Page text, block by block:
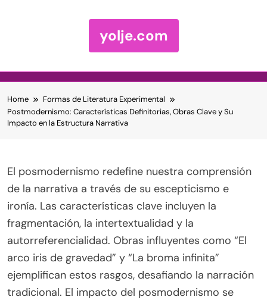
yolje.com
Home
Formas de Literatura Experimental
Postmodernismo: Características Definitorias, Obras Clave y Su
Impacto en la Estructura Narrativa
El posmodernismo redefine nuestra comprensión
de la narrativa a través de su escepticismo e
ironía. Las características clave incluyen la
fragmentación, la intertextualidad y la
autorreferencialidad. Obras influyentes como “El
arco iris de gravedad” y “La broma infinita”
ejemplifican estos rasgos, desafiando la narración
tradicional. El impacto del posmodernismo se